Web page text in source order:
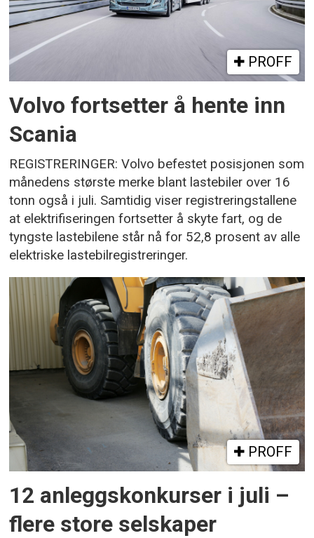
PROFF
Volvo fortsetter å hente inn
Scania
REGISTRERINGER: Volvo befestet posisjonen som
månedens største merke blant lastebiler over 16
tonn også i juli. Samtidig viser registreringstallene
at elektrifiseringen fortsetter å skyte fart, og de
tyngste lastebilene står nå for 52,8 prosent av alle
elektriske lastebilregistreringer.
PROFF
12 anleggskonkurser i juli –
flere store selskaper